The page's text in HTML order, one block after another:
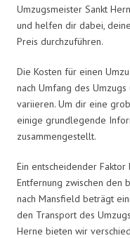
Umzugsmeister Sankt
und helfen dir dabei,
Preis durchzuführen.
Die Kosten für einen
nach Umfang des
variieren. Um dir eine
einige grundlegende
zusammengestellt.
Ein entscheidender
Entfernung zwischen den
nach Mansfield beträgt
den Transport des
Herne bieten wir